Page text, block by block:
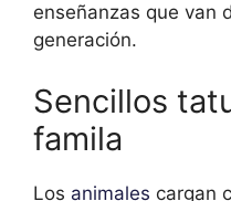
enseñanzas que van
generación.
Sencillos
famila
Los animales cargan